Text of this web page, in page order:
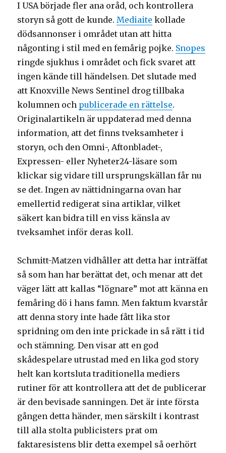
I USA började fler ana oråd, och kontrollera
storyn så gott de kunde.Mediaite kollade
dödsannonser i området utan att hitta
någonting i stil med en femårig pojke. Snopes
ringde sjukhus i området och fick svaret att
ingen kände till händelsen. Det slutade med
att Knoxville News Sentinel drog tillbaka
kolumnen och publicerade en rättelse.
Originalartikeln är uppdaterad med denna
information, att det finns tveksamheter i
storyn, och den Omni-, Aftonbladet-,
Expressen- eller Nyheter24-läsare som
klickar sig vidare till ursprungskällan får nu
se det. Ingen av nättidningarna ovan har
emellertid redigerat sina artiklar, vilket
säkert kan bidra till en viss känsla av
tveksamhet inför deras koll.
Schmitt-Matzen vidhåller att detta har inträffat
så som han har berättat det, och menar att det
väger lätt att kallas “lögnare” mot att känna en
femåring dö i hans famn. Men faktum kvarstår
att denna story inte hade fått lika stor
spridning om den inte prickade in så rätt i tid
och stämning. Den visar att en god
skådespelare utrustad med en lika god story
helt kan kortsluta traditionella mediers
rutiner för att kontrollera att det de publicerar
är den bevisade sanningen. Det är inte första
gången detta händer, men särskilt i kontrast
till alla stolta publicisters prat om
faktaresistens blir detta exempel så oerhört